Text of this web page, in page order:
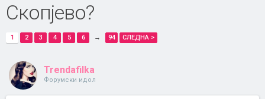
Скопјево?
1 2 3 4 5 6 → 94 СЛЕДНА >
Trendafilka
Форумски идол